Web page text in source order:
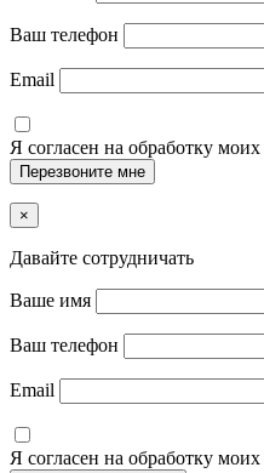
Ваш телефон
Email
Я согласен на обработку моих
×
Давайте сотрудничать
Ваше имя
Ваш телефон
Email
Я согласен на обработку моих